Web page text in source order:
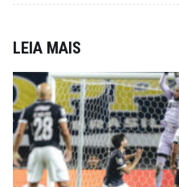
LEIA MAIS